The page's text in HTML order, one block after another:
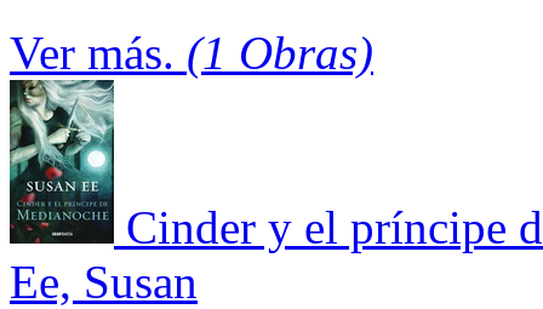
Ver más. (1 Obras)
Cinder y el príncipe
Ee, Susan